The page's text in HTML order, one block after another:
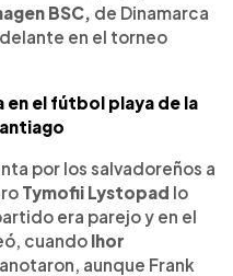
BSC, de Dinamarca
en el torneo
en el fútbol playa de la
por los salvadoreños a
Tymofii Lystopad lo
era parejo y en el
cuando Ihor
anotaron, aunque Frank